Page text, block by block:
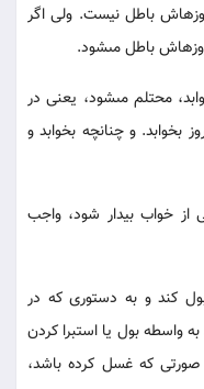
روزه‏اش باطل نيست. ولى اگر
روزه‏اش باطل مى‏شود.
محتلم مى‏شود، يعنى در
بخوابد. و چنانچه بخوابد و
از خواب بيدار شود، واجب
بول كند و به دستورى كه در
واسطه بول يا استبرا كردن
صورتى كه غسل كرده باشد،